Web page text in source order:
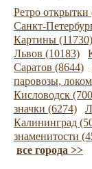
Ретро открытки
Санкт-
Картины (11730)
Львов (10183)
Саратов (8644)
паровозы,
Кисловодск
значки (6274)
Калининград
знаменитости
все города >>